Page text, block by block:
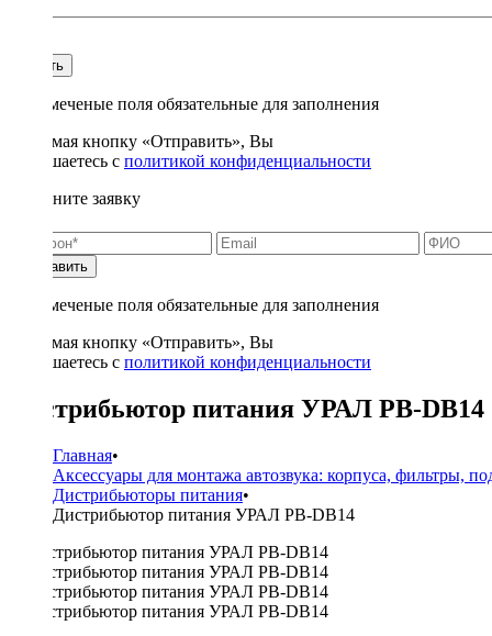
Купить
* - отмеченые поля обязательные для заполнения
Нажимая кнопку «Отправить», Вы
соглашаетесь с политикой конфиденциальности
Заполните заявку
Отправить
* - отмеченые поля обязательные для заполнения
Нажимая кнопку «Отправить», Вы
соглашаетесь с политикой конфиденциальности
Дистрибьютор питания УРАЛ PB-DB14
Главная•
Аксессуары для монтажа автозвука: корпуса, фильтры,
Дистрибьюторы питания•
Дистрибьютор питания УРАЛ PB-DB14